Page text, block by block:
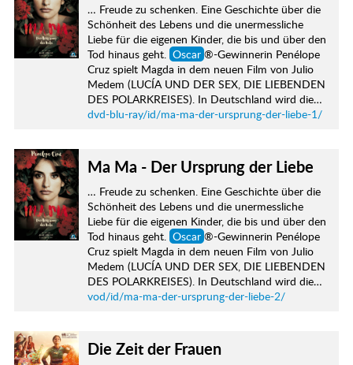
… Freude zu schenken. Eine Geschichte über die
Schönheit des Lebens und die unermessliche
Liebe für die eigenen Kinder, die bis und über den
Tod hinaus geht. Oscar ®-Gewinnerin Penélope
Cruz spielt Magda in dem neuen Film von Julio
Medem (LUCÍA UND DER SEX, DIE LIEBENDEN
DES POLARKREISES). In Deutschland wird die…
dvd-blu-ray/id/ma-ma-der-ursprung-der-liebe-1/
Ma Ma - Der Ursprung der Liebe
… Freude zu schenken. Eine Geschichte über die
Schönheit des Lebens und die unermessliche
Liebe für die eigenen Kinder, die bis und über den
Tod hinaus geht. Oscar ®-Gewinnerin Penélope
Cruz spielt Magda in dem neuen Film von Julio
Medem (LUCÍA UND DER SEX, DIE LIEBENDEN
DES POLARKREISES). In Deutschland wird die…
vod/id/ma-ma-der-ursprung-der-liebe-2/
Die Zeit der Frauen